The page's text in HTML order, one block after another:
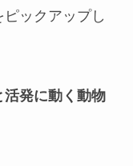
ックアップし
活発に動く動物